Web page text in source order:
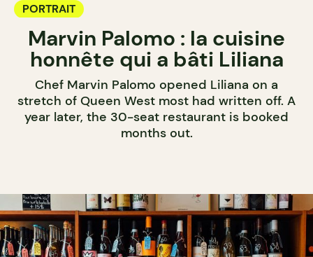
PORTRAIT
Marvin Palomo : la cuisine
honnête qui a bâti Liliana
Chef Marvin Palomo opened Liliana on a
stretch of Queen West most had written off. A
year later, the 30-seat restaurant is booked
months out.